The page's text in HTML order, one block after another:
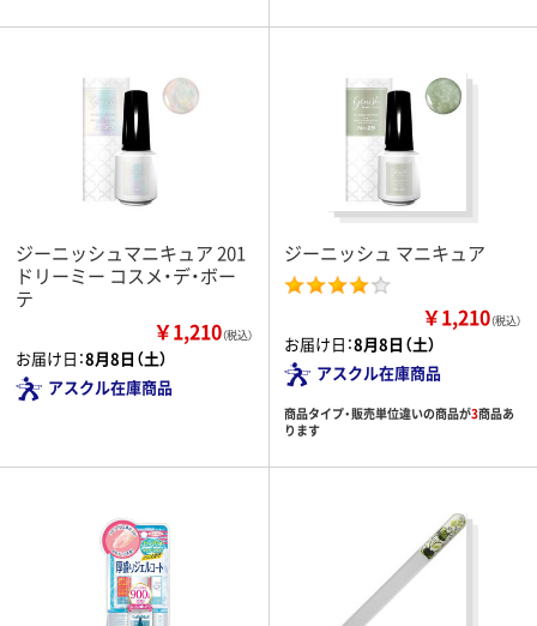
ジーニッシュマニキュア 201
ドリーミー コスメ・デ・ボー
テ
￥1,210（税込）
お届け日：8月8日（土）
アスクル在庫商品
ジーニッシュ マニキュア
￥1,210（税込）
お届け日：8月8日（土）
アスクル在庫商品
商品タイプ・販売単位違いの商品が3商品あ
ります